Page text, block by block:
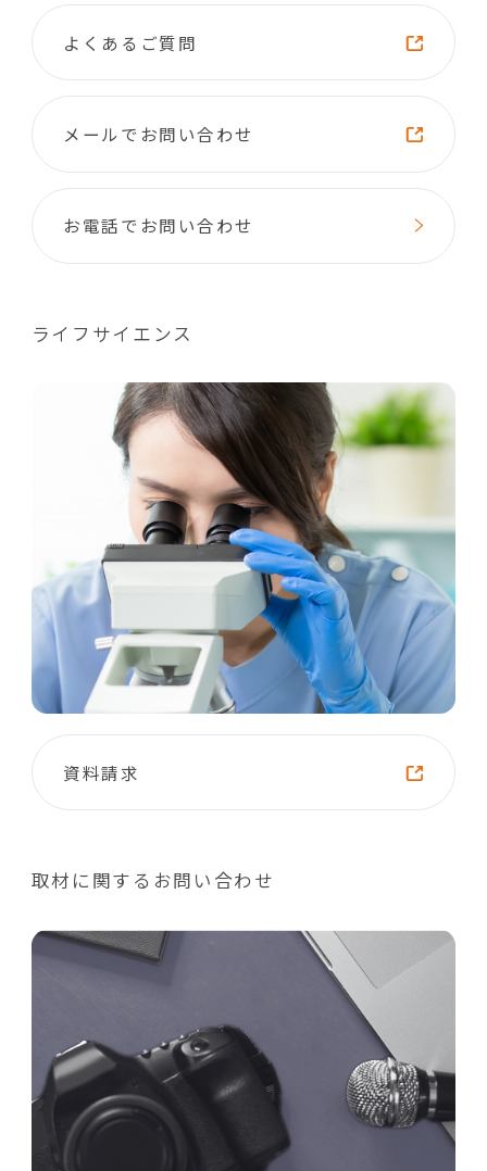
よくあるご質問
メールでお問い合わせ
お電話でお問い合わせ
ライフサイエンス
資料請求
取材に関するお問い合わせ